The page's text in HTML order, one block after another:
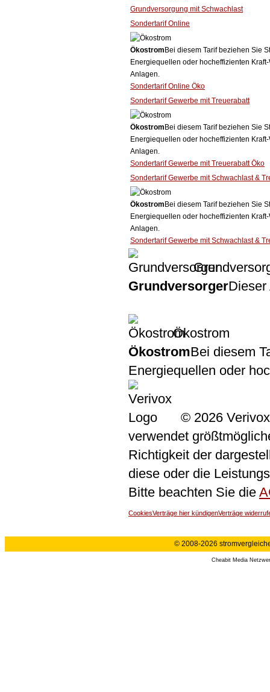
Grundversorgung mit Schwachlast
Sondertarif Online
Ökostrom Bei diesem Tarif beziehen Sie
Energiequellen oder hocheffizienten
Anlagen.
Sondertarif Online Öko
Sondertarif Gewerbe mit Treuerabatt
Ökostrom Bei diesem Tarif beziehen Sie
Energiequellen oder hocheffizienten
Anlagen.
Sondertarif Gewerbe mit Treuerabatt Öko
Sondertarif Gewerbe mit Schwachlast &
Ökostrom Bei diesem Tarif beziehen Sie
Energiequellen oder hocheffizienten
Anlagen.
Sondertarif Gewerbe mit Schwachlast &
GrundversorgerDieser
Ökostrom
ÖkostromBei diesem
Energiequellen oder
© 2026
verwendet
Richtigkeit der
diese oder die
Bitte beachten Sie die
CookiesVerträge hier kündigenVerträge
© 2008-2026
Cheabit Media